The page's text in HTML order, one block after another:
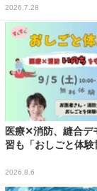
2026.7.28
医療✕消防、縫合デ
習も「おしごと体験
2026.8.6